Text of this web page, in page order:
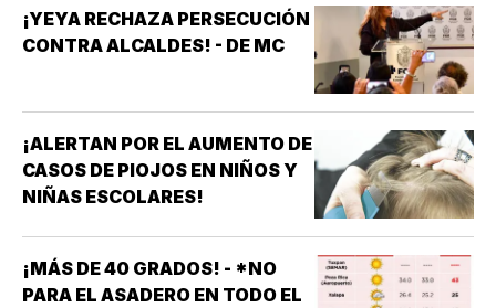
¡YEYA RECHAZA PERSECUCIÓN
CONTRA ALCALDES! - DE MC
¡ALERTAN POR EL AUMENTO DE
CASOS DE PIOJOS EN NIÑOS Y
NIÑAS ESCOLARES!
¡MÁS DE 40 GRADOS! - *NO
PARA EL ASADERO EN TODO EL